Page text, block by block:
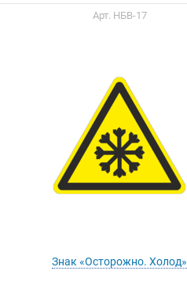
Арт. НБВ-17
Знак «Осторожно. Холод»